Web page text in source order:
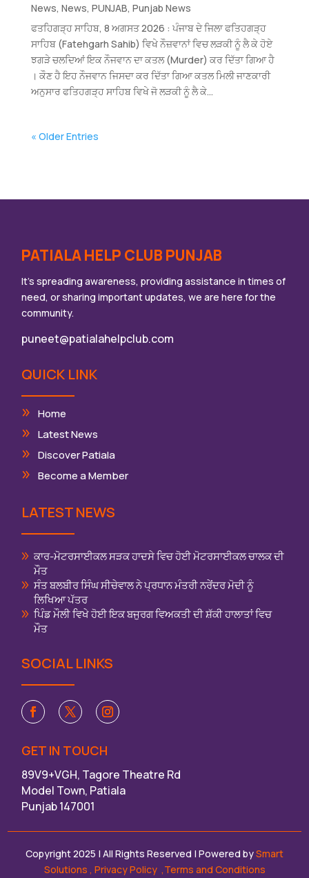
News, News, PUNJAB, Punjab News
ਫਤਹਿਗੜ੍ਹ ਸਾਹਿਬ, 8 ਅਗਸਤ 2026 : ਪੰਜਾਬ ਦੇ ਜਿਲਾ ਫਤਿਹਗੜ੍ਹ
ਸਾਹਿਬ (Fatehgarh Sahib) ਵਿਖੇ ਨੌਜ਼ਵਾਨਾਂ ਵਿਚ ਲੜਕੀ ਨੂੰ ਲੈ ਕੇ ਹੋਏ
ਝਗੜੇ ਚਲਦਿਆਂ ਇਕ ਨੌਜਵਾਨ ਦਾ ਕਤਲ (Murder) ਕਰ ਦਿੱਤਾ ਗਿਆ ਹੈ
। ਕੌਣ ਹੈ ਇਹ ਨੌਜਵਾਨ ਜਿਸਦਾ ਕਰ ਦਿੱਤਾ ਗਿਆ ਕਤਲ ਮਿਲੀ ਜਾਣਕਾਰੀ
ਅਨੁਸਾਰ ਫਤਿਹਗੜ੍ਹ ਸਾਹਿਬ ਵਿਖੇ ਜੋ ਲੜਕੀ ਨੂੰ ਲੈ ਕੇ...
« Older Entries
PATIALA HELP CLUB PUNJAB
It’s spreading awareness, providing assistance in times of
need, or sharing important updates, we are here for the
community.
puneet@patialahelpclub.com
QUICK LINK
Home
Latest News
Discover Patiala
Become a Member
LATEST NEWS
ਕਾਰ-ਮੋਟਰਸਾਈਕਲ ਸੜਕ ਹਾਦਸੇ ਵਿਚ ਹੋਈ ਮੋਟਰਸਾਈਕਲ ਚਾਲਕ ਦੀ
ਮੌਤ
ਸੰਤ ਬਲਬੀਰ ਸਿੰਘ ਸੀਚੇਵਾਲ ਨੇ ਪ੍ਰਧਾਨ ਮੰਤਰੀ ਨਰੇਂਦਰ ਮੋਦੀ ਨੂੰ
ਲਿਖਿਆ ਪੱਤਰ
ਪਿੰਡ ਮੌਲੀ ਵਿਖੇ ਹੋਈ ਇਕ ਬਜੁਰਗ ਵਿਅਕਤੀ ਦੀ ਸ਼ੱਕੀ ਹਾਲਾਤਾਂ ਵਿਚ
ਮੌਤ
SOCIAL LINKS
GET IN TOUCH
89V9+VGH, Tagore Theatre Rd
Model Town, Patiala
Punjab 147001
Copyright 2025 | All Rights Reserved | Powered bySmart
Solutions , Privacy Policy ,Terms and Conditions